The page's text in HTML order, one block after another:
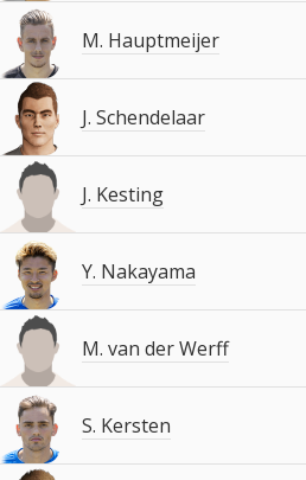
M. Hauptmeijer
J. Schendelaar
J. Kesting
Y. Nakayama
M. van der Werff
S. Kersten